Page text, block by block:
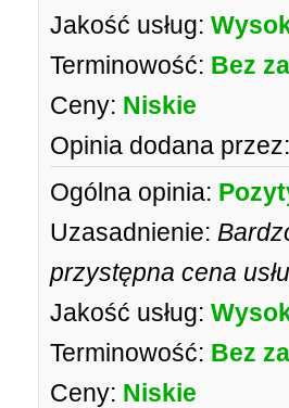
Jakość usług:
Terminowość: Bez
Ceny: Niskie
Opinia dodana przez:
Ogólna opinia:
Uzasadnienie:
przystępna cena
Jakość usług:
Terminowość: Bez
Ceny: Niskie